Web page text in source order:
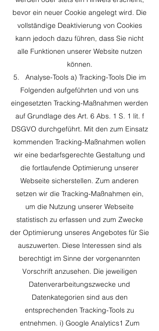
bevor ein neuer Cookie angelegt wird. Die
vollständige Deaktivierung von Cookies
kann jedoch dazu führen, dass Sie nicht
alle Funktionen unserer Website nutzen
können.
5. Analyse-Tools a) Tracking-Tools Die im
Folgenden aufgeführten und von uns
eingesetzten Tracking-Maßnahmen werden
auf Grundlage des Art. 6 Abs. 1 S. 1 lit. f
DSGVO durchgeführt. Mit den zum Einsatz
kommenden Tracking-Maßnahmen wollen
wir eine bedarfsgerechte Gestaltung und
die fortlaufende Optimierung unserer
Webseite sicherstellen. Zum anderen
setzen wir die Tracking-Maßnahmen ein,
um die Nutzung unserer Webseite
statistisch zu erfassen und zum Zwecke
der Optimierung unseres Angebotes für Sie
auszuwerten. Diese Interessen sind als
berechtigt im Sinne der vorgenannten
Vorschrift anzusehen. Die jeweiligen
Datenverarbeitungszwecke und
Datenkategorien sind aus den
entsprechenden Tracking-Tools zu
entnehmen. i) Google Analytics1 Zum